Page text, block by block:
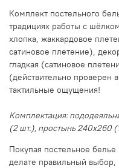
Комплект постельного
традициях работы с
хлопка, жаккардовое
сатиновое плетение),
гладкая (сатиновое
(действительно
тактильные ощущения!
Комплектация:
(2 шт.), простынь 240х260
Покупая постельное
делате правильный выбор,